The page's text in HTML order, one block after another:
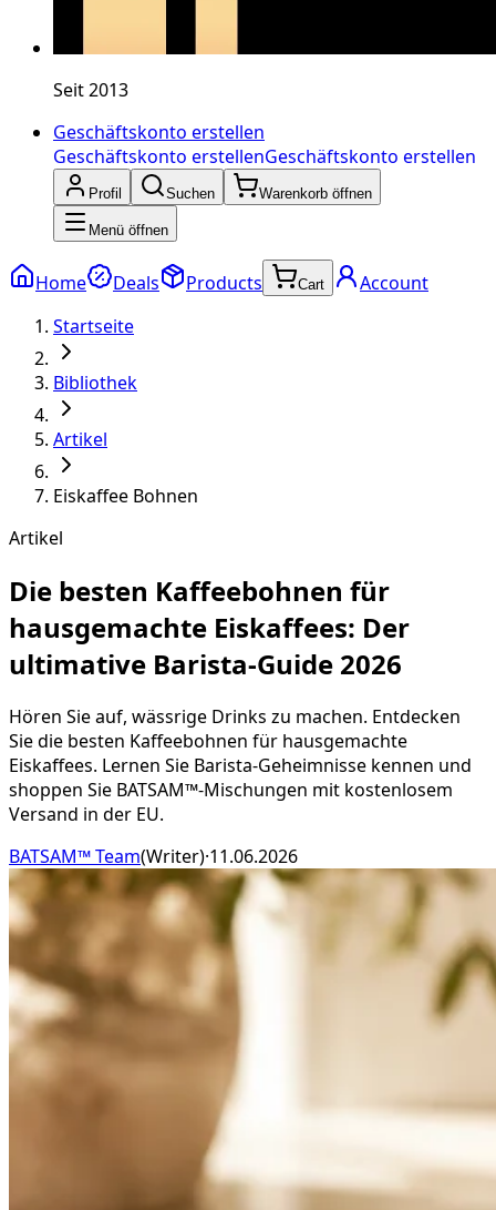
Seit 2013
Geschäftskonto erstellen
Geschäftskonto erstellenGeschäftskonto erstellen
Profil Suchen Warenkorb öffnen
Menü öffnen
Home Deals Products Cart
Account
Startseite
Bibliothek
Artikel
Eiskaffee Bohnen
Artikel
Die besten Kaffeebohnen für
hausgemachte Eiskaffees: Der
ultimative Barista-Guide 2026
Hören Sie auf, wässrige Drinks zu machen. Entdecken
Sie die besten Kaffeebohnen für hausgemachte
Eiskaffees. Lernen Sie Barista-Geheimnisse kennen und
shoppen Sie BATSAM™-Mischungen mit kostenlosem
Versand in der EU.
BATSAM™ Team(Writer)·11.06.2026